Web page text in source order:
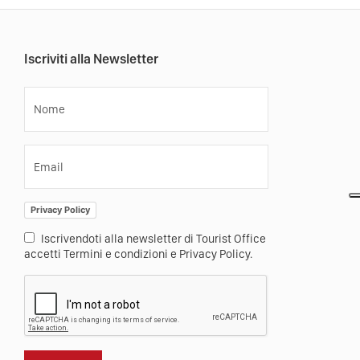
Iscriviti alla Newsletter
Nome
Email
Privacy Policy
Iscrivendoti alla newsletter di Tourist Office
accetti Termini e condizioni e Privacy Policy.